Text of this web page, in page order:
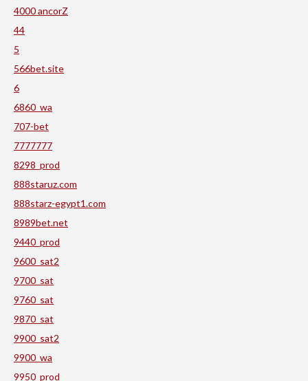
4000 ancorZ
44
5
566bet.site
6
6860_wa
707-bet
7777777
8298_prod
888staruz.com
888starz-egypt1.com
8989bet.net
9440_prod
9600_sat2
9700_sat
9760_sat
9870_sat
9900_sat2
9900_wa
9950_prod